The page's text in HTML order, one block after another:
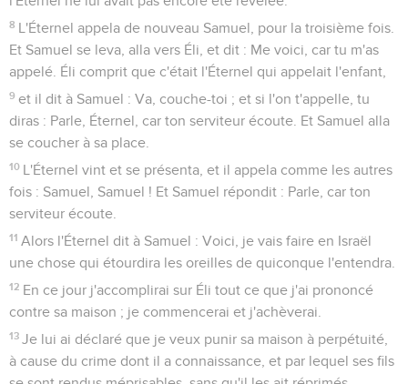
8 L'Éternel appela de nouveau Samuel, pour la troisième fois.
Et Samuel se leva, alla vers Éli, et dit : Me voici, car tu m'as
appelé. Éli comprit que c'était l'Éternel qui appelait l'enfant,
9 et il dit à Samuel : Va, couche-toi ; et si l'on t'appelle, tu
diras : Parle, Éternel, car ton serviteur écoute. Et Samuel alla
se coucher à sa place.
10 L'Éternel vint et se présenta, et il appela comme les autres
fois : Samuel, Samuel ! Et Samuel répondit : Parle, car ton
serviteur écoute.
11 Alors l'Éternel dit à Samuel : Voici, je vais faire en Israël
une chose qui étourdira les oreilles de quiconque l'entendra.
12 En ce jour j'accomplirai sur Éli tout ce que j'ai prononcé
contre sa maison ; je commencerai et j'achèverai.
13 Je lui ai déclaré que je veux punir sa maison à perpétuité,
à cause du crime dont il a connaissance, et par lequel ses fils